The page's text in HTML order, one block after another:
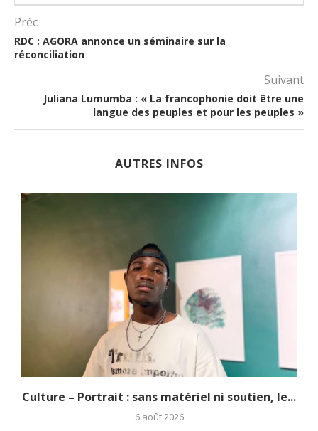
Préc
RDC : AGORA annonce un séminaire sur la
réconciliation
Suivant
Juliana Lumumba : « La francophonie doit être une
langue des peuples et pour les peuples »
AUTRES INFOS
Culture – Portrait : sans matériel ni soutien, le...
6 août 2026